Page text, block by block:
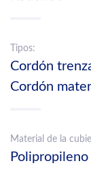
Tipos:
Cordón
Cordón
Material de la